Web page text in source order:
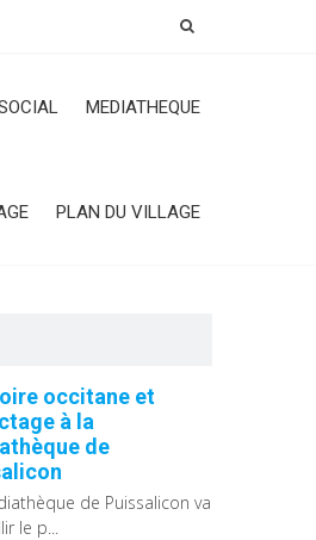
MEDIATHEQUE
PLAN DU VILLAGE
occitane et
à la
de
de Puissalicon va
le p...